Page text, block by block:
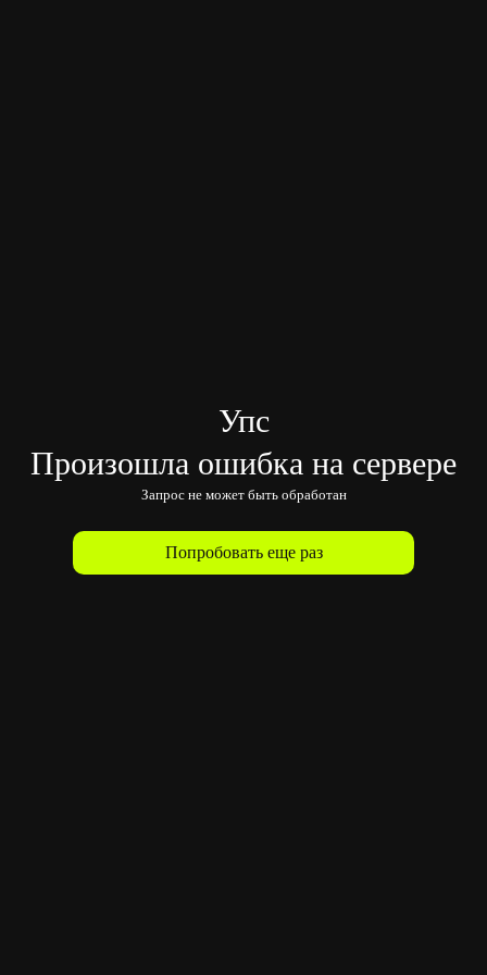
Упс
Произошла ошибка на сервере
Запрос не может быть обработан
Попробовать еще раз